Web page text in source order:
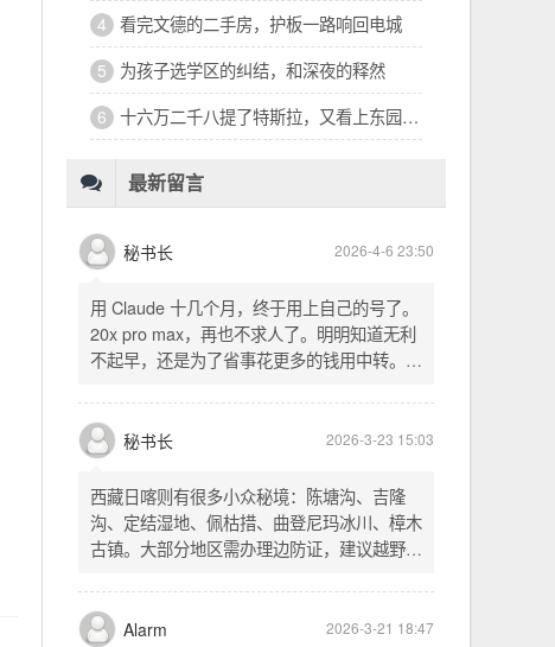
4 看完文德的二手房，护板一路响回电城
5 为孩子选学区的纠结，和深夜的释然
6 十六万二千八提了特斯拉，又看上东园公馆
最新留言
秘书长 2026-4-6 23:50
用 Claude 十几个月，终于用上自己的号了。
20x pro max，再也不求人了。明明知道无利
不起早，还是为了省事花更多的钱用中转。链
SSH 用 gost 做 HTTP+SOCKS 转换才能用
多 Agent。配置麻烦了点，设定好了后直接任
意 IP 进行 SSH 登录。畅用，值得纪念。
秘书长 2026-3-23 15:03
西藏日喀则有很多小众秘境：陈塘沟、吉隆
沟、定结湿地、佩枯措、曲登尼玛冰川、樟木
古镇。大部分地区需办理边防证，建议越野
经吉隆口岸前往加德满都，沿途风景绝美。
Alarm 2026-3-21 18:47